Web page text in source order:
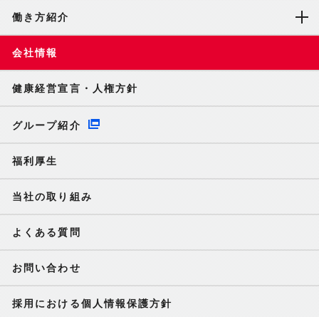
働き方紹介
会社情報
健康経営宣言・人権方針
グループ紹介
福利厚生
当社の取り組み
よくある質問
お問い合わせ
採用における個人情報保護方針